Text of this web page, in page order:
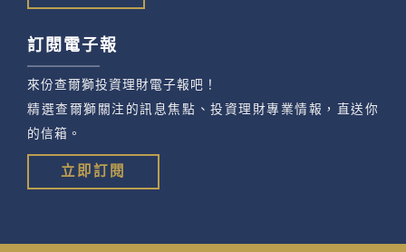
訂閱電子報
來份查爾獅投資理財電子報吧！
精選查爾獅關注的訊息焦點、投資理財專業情報，直送你
的信箱。
立即訂閱